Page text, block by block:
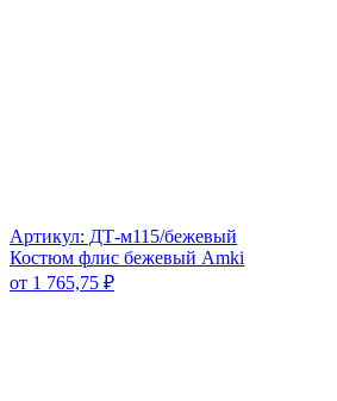
Артикул: ДТ-м115/бежевый
Костюм флис бежевый Amki
от 1 765,75 ₽